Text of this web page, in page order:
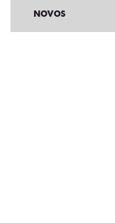
NOVOS